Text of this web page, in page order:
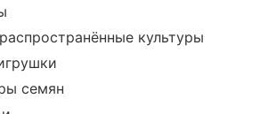
культуры
семян